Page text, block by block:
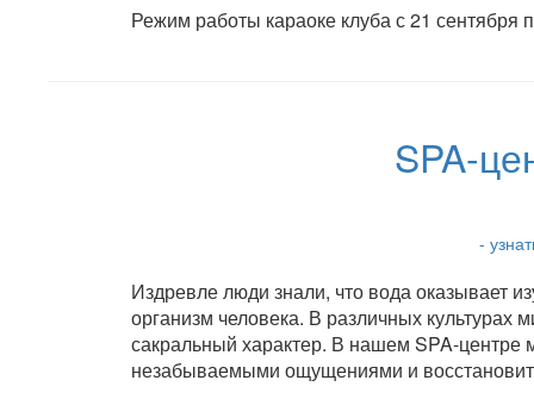
Режим работы караоке клуба с 21 сентября
SPA-
-
Издревле люди знали, что вода оказывает
организм человека. В различных
сакральный характер. В нашем SPA-
незабываемыми ощущениями и